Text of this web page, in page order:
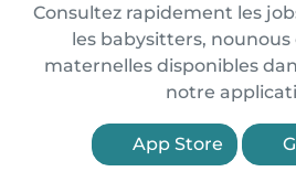
Consultez rapidement les
les babysitters, nounous
maternelles disponibles
notre
App Store